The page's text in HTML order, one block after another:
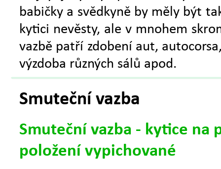
babičky a svědkyně by měly být
kytici nevěsty, ale v mnohem
vazbě patří zdobení aut,
výzdoba různých sálů apod.
Smuteční vazba
Smuteční vazba - kytice na
položení vypichované